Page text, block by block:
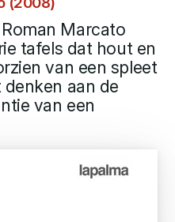
Marcato
tafels dat hout en
van een spleet
aan de
van een